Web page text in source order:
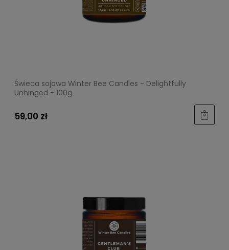
Świeca sojowa Winter Bee Candles - Delightfully
Unhinged - 100g
59,00 zł